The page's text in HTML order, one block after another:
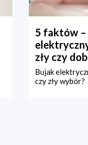
5 faktów –
zły czy
Bujak
czy zły wybór?